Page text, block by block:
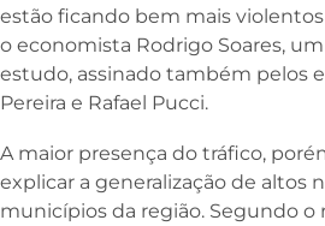
estão ficando bem mais
o economista Rodrigo Soares,
estudo, assinado também pelos
Pereira e Rafael Pucci.
A maior presença do tráfico,
explicar a generalização de altos
municípios da região. Segundo o